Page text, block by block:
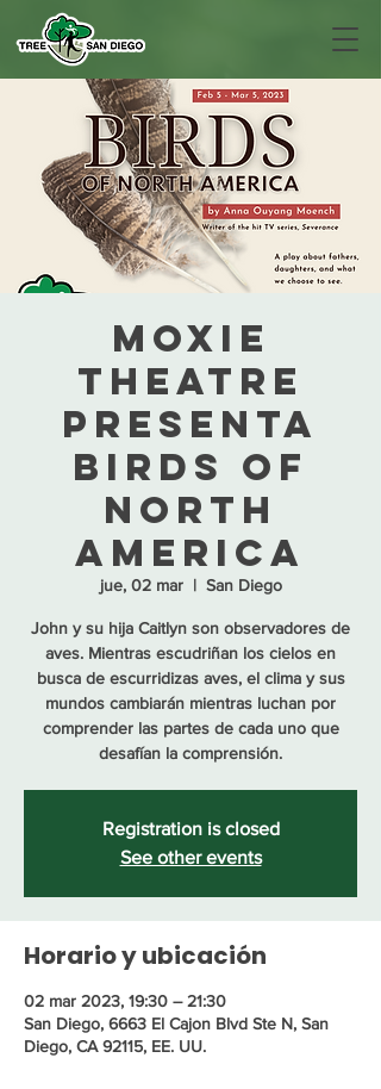
MOXIE
Theatre
presenta
Birds of
North
America
jue, 02 mar
  |
San Diego
John y su hija Caitlyn son observadores de
aves. Mientras escudriñan los cielos en
busca de escurridizas aves, el clima y sus
mundos cambiarán mientras luchan por
comprender las partes de cada uno que
desafían la comprensión.
Registration is closed
See other events
Horario y ubicación
02 mar 2023, 19:30 – 21:30
San Diego, 6663 El Cajon Blvd Ste N, San
Diego, CA 92115, EE. UU.